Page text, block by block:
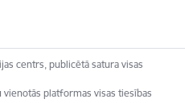
centrs, publicētā satura visas
platformas visas tiesības